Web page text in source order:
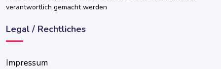
verantwortlich gemacht werden
Legal / Rechtliches
Impressum